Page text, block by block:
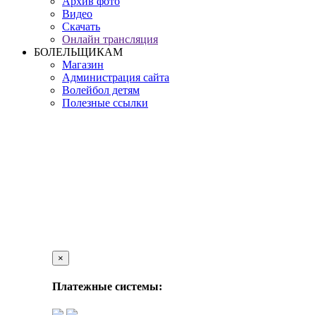
Видео
Скачать
Онлайн трансляция
БОЛЕЛЬЩИКАМ
Магазин
Администрация сайта
Волейбол детям
Полезные ссылки
×
Платежные системы: